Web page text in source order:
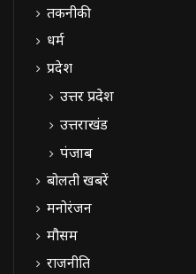
तकनीकी
धर्म
प्रदेश
उत्तर प्रदेश
उत्तराखंड
पंजाब
बोलती खबरें
मनोरंजन
मौसम
राजनीति